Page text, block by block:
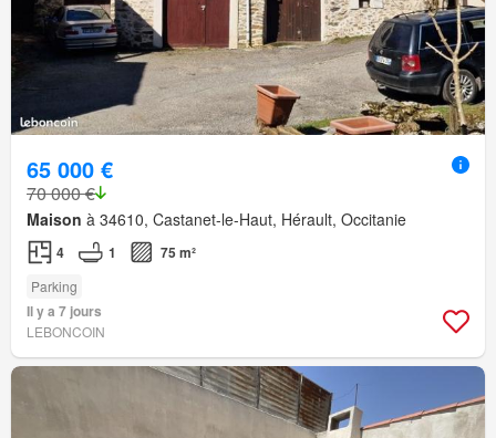
65 000 €
70 000 €
Maison à 34610, Castanet-le-Haut, Hérault, Occitanie
4 1 75 m²
Parking
Il y a 7 jours
LEBONCOIN